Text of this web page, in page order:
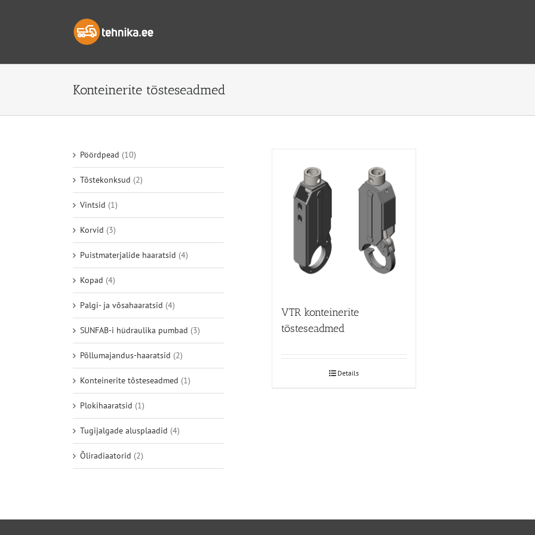
Konteinerite tõsteseadmed
VTR konteinerite
tõsteseadmed
Details
Pöördpead (10)
Tõstekonksud (2)
Vintsid (1)
Korvid (3)
Puistmaterjalide haaratsid (4)
Kopad (4)
Palgi- ja võsahaaratsid (4)
SUNFAB-i hüdraulika pumbad (3)
Põllumajandus-haaratsid (2)
Konteinerite tõsteseadmed (1)
Plokihaaratsid (1)
Tugijalgade alusplaadid (4)
Õliradiaatorid (2)